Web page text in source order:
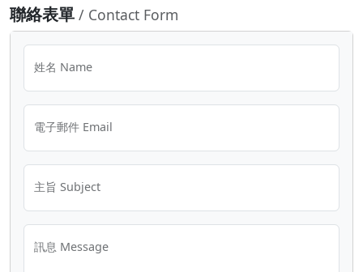
聯絡表單 / Contact Form
姓名 Name
電子郵件 Email
主旨 Subject
訊息 Message